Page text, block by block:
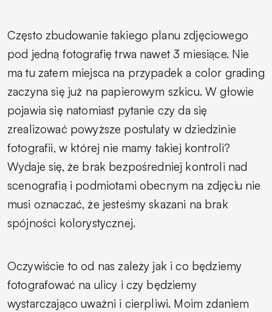
Często zbudowanie takiego planu zdjęciowego
pod jedną fotografię trwa nawet 3 miesiące. Nie
ma tu zatem miejsca na przypadek a color grading
zaczyna się już na papierowym szkicu. W głowie
pojawia się natomiast pytanie czy da się
zrealizować powyższe postulaty w dziedzinie
fotografii, w której nie mamy takiej kontroli?
Wydaje się, że brak bezpośredniej kontroli nad
scenografią i podmiotami obecnym na zdjęciu nie
musi oznaczać, że jesteśmy skazani na brak
spójności kolorystycznej.
Oczywiście to od nas zależy jak i co będziemy
fotografować na ulicy i czy będziemy
wystarczająco uważni i cierpliwi. Moim zdaniem